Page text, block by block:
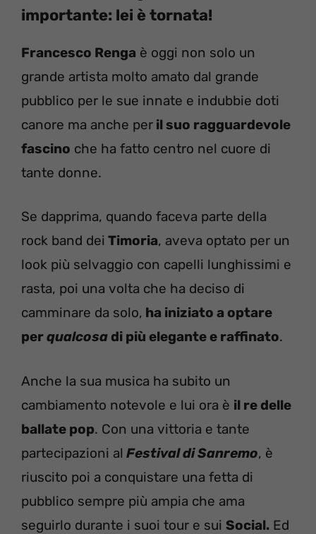
importante: lei è tornata!
Francesco Renga è oggi non solo un
grande artista molto amato dal grande
pubblico per le sue innate e indubbie doti
canore ma anche per il suo ragguardevole
fascino che ha fatto centro nel cuore di
tante donne.
Se dapprima, quando faceva parte della
rock band dei Timoria, aveva optato per un
look più selvaggio con capelli lunghissimi e
rasta, poi una volta che ha deciso di
camminare da solo, ha iniziato a optare
perqualcosa di più elegante e raffinato.
Anche la sua musica ha subito un
cambiamento notevole e lui ora è il re delle
ballate pop. Con una vittoria e tante
partecipazioni al Festival di Sanremo, è
riuscito poi a conquistare una fetta di
pubblico sempre più ampia che ama
seguirlo durante i suoi tour e sui Social. Ed